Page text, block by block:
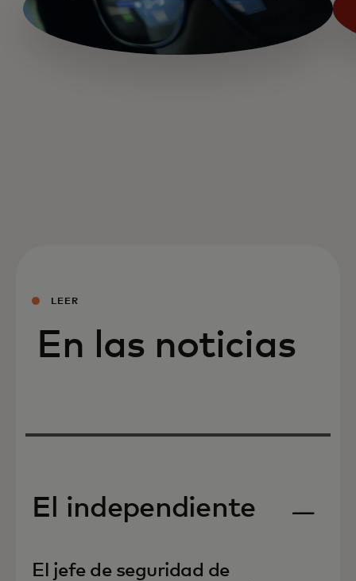
LEER
En las noticias
El independiente
El jefe de seguridad de
se abre en una pestaña nueva